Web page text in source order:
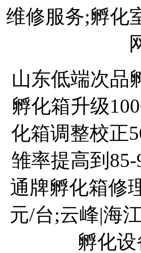
维修服务;孵化
山东低端次品
孵化箱升级
化箱调整校正
雏率提高到
通牌孵化箱修
元/台;云峰|海
孵化